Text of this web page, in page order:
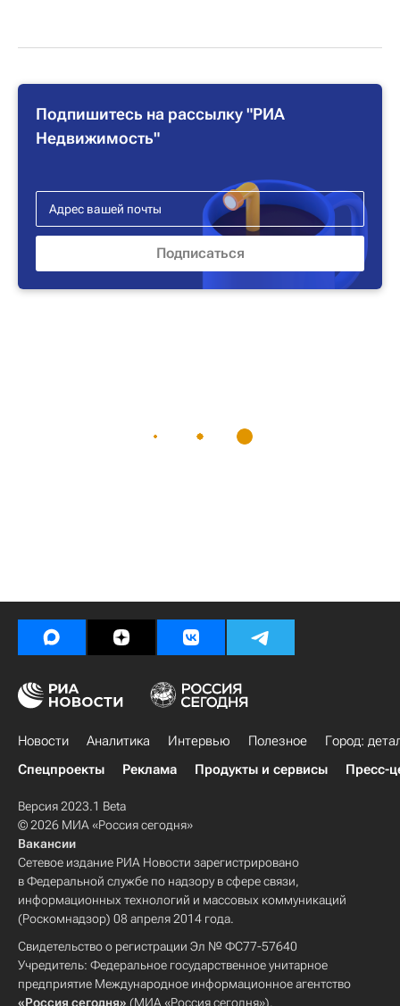
Подпишитесь на рассылку "РИА
Недвижимость"
Новости Аналитика Интервью Полезное
Город:
Спецпроекты
Реклама Продукты и сервисы Пресс-
Версия 2023.1 Beta
© 2026 МИА «Россия сегодня»
Вакансии
Сетевое издание РИА Новости зарегистрировано
в Федеральной службе по надзору в сфере связи,
информационных технологий и массовых коммуникаций
(Роскомнадзор) 08 апреля 2014 года.
Свидетельство о регистрации Эл № ФС77-57640
Учредитель: Федеральное государственное унитарное
предприятие Международное информационное агентство
«Россия сегодня» (МИА «Россия сегодня»).